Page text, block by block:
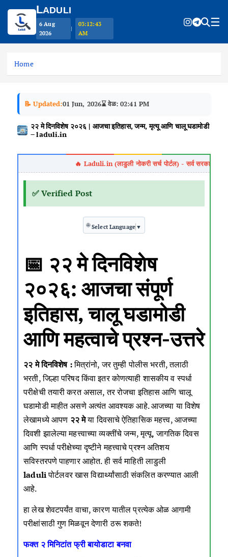
Home
📝 Updated:01 Jun, 2026⌛ वेळ: 02:41 PM
२२ मे दिनविशेष २०२६ | आजचा इतिहास, जन्म, मृत्यू आणि चालू घडामोडी
– laduli.in
✅ Verified Post
🌐 Select Language ▼
📅 २२ मे दिनविशेष
२०२६: आजचा संपूर्ण
इतिहास, चालू घडामोडी
आणि महत्वाचे प्रश्न-उत्तरे
२२ मे दिनविशेष :मित्रांनो, जर तुम्ही पोलीस भरती, तलाठी
भरती, जिल्हा परिषद किंवा इतर कोणत्याही शासकीय व स्पर्धा
परीक्षेची तयारी करत असाल, तर रोजचा इतिहास आणि चालू
घडामोडी माहीत असणे अत्यंत आवश्यक आहे. आजच्या या विशेष
लेखामध्ये आपण २२ मेया दिवसाचे ऐतिहासिक महत्त्व, आजच्या
दिवशी झालेल्या महत्त्वाच्या व्यक्तींचे जन्म, मृत्यू, जागतिक दिवस
आणि स्पर्धा परीक्षेच्या दृष्टीने महत्त्वाचे प्रश्न अतिशय
सविस्तरपणे पाहणार आहोत. ही सर्व माहितीलाडुली
laduliपोर्टलवर खास विद्यार्थ्यांसाठी संकलित करण्यात आली
आहे.
हा लेख शेवटपर्यंत वाचा, कारण यातील प्रत्येक ओळ आगामी
परीक्षांसाठी गुण मिळवून देणारी ठरू शकते!
फक्त २ मिनिटांत फ्री बायोडाटा बनवा
LADULI
6 Aug
2026
|
03:12:44
AM
☰